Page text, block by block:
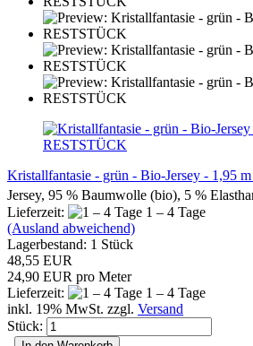
Kristallfantasie - grün - Bio-Jersey - 1,95
Jersey, 95 % Baumwolle (bio), 5 %
Lieferzeit:
1 – 4 Tage
(Ausland abweichend)
Lagerbestand: 1 Stück
48,55 EUR
24,90 EUR pro Meter
Lieferzeit:
1 – 4 Tage
inkl. 19% MwSt. zzgl. Versand
Stück: